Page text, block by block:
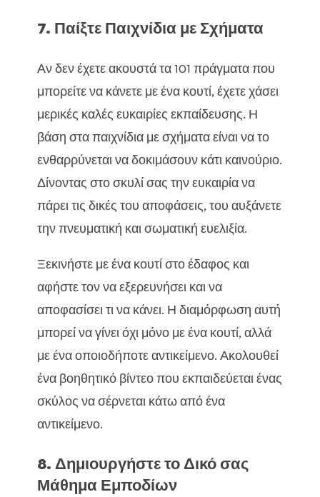
7. Παίξτε Παιχνίδια με Σχήματα
Αν δεν έχετε ακουστά τα 101 πράγματα που
μπορείτε να κάνετε με ένα κουτί, έχετε χάσει
μερικές καλές ευκαιρίες εκπαίδευσης. Η
βάση στα παιχνίδια με σχήματα είναι να το
ενθαρρύνεται να δοκιμάσουν κάτι καινούριο.
Δίνοντας στο σκυλί σας την ευκαιρία να
πάρει τις δικές του αποφάσεις, του αυξάνετε
την πνευματική και σωματική ευελιξία.
Ξεκινήστε με ένα κουτί στο έδαφος και
αφήστε τον να εξερευνήσει και να
αποφασίσει τι να κάνει. Η διαμόρφωση αυτή
μπορεί να γίνει όχι μόνο με ένα κουτί, αλλά
με ένα οποιοδήποτε αντικείμενο. Ακολουθεί
ένα βοηθητικό βίντεο που εκπαιδεύεται ένας
σκύλος να σέρνεται κάτω από ένα
αντικείμενο.
8. Δημιουργήστε το Δικό σας
Μάθημα Εμποδίων